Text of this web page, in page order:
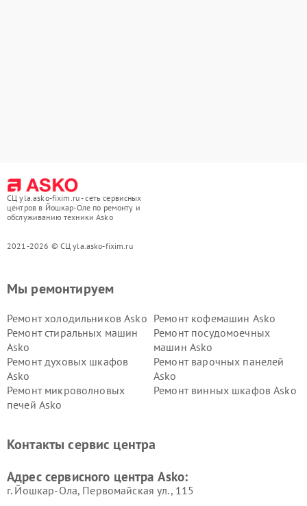
СЦ yla.asko-fixim.ru - сеть сервисных
центров в Йошкар-Оле по ремонту и
обслуживанию техники Asko
2021-2026 © СЦ yla.asko-fixim.ru
Мы ремонтируем
Ремонт холодильников Asko Ремонт кофемашин Asko
Ремонт стиральных машин
Asko
Ремонт посудомоечных
машин Asko
Ремонт духовых шкафов
Asko
Ремонт варочных панелей
Asko
Ремонт микроволновых
печей Asko
Ремонт винных шкафов Asko
Ремонт подогревателей
Ремонт промышленных
Asko
Контакты сервис центра
Адрес сервисного центра Asko:
г. Йошкар-Ола, Первомайская ул., 115